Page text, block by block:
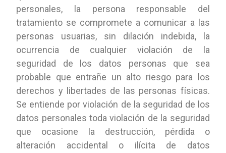
personales, la persona responsable del
tratamiento se compromete a comunicar a las
personas usuarias, sin dilación indebida, la
ocurrencia de cualquier violación de la
seguridad de los datos personas que sea
probable que entrañe un alto riesgo para los
derechos y libertades de las personas físicas.
Se entiende por violación de la seguridad de los
datos personales toda violación de la seguridad
que ocasione la destrucción, pérdida o
alteración accidental o ilícita de datos